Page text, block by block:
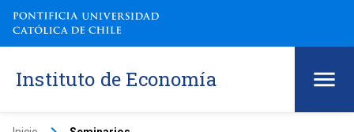
Instituto de Economía